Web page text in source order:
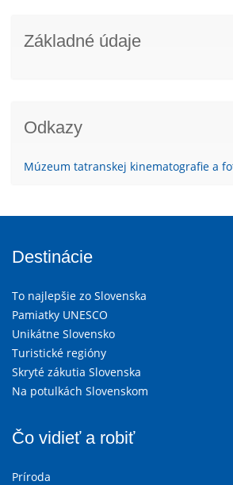
Základné údaje
Odkazy
Múzeum tatranskej kinematografie a
Destinácie
To najlepšie zo Slovenska
Pamiatky UNESCO
Unikátne Slovensko
Turistické regióny
Skryté zákutia Slovenska
Na potulkách Slovenskom
Čo vidieť a robiť
Príroda